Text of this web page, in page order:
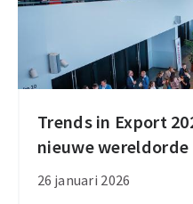
Trends in Export
nieuwe wereldorde
26 januari 2026
Trends
in
Export